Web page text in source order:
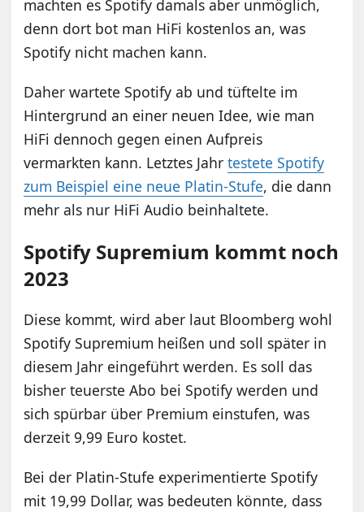
machten es Spotify damals aber unmöglich,
denn dort bot man HiFi kostenlos an, was
Spotify nicht machen kann.
Daher wartete Spotify ab und tüftelte im
Hintergrund an einer neuen Idee, wie man
HiFi dennoch gegen einen Aufpreis
vermarkten kann. Letztes Jahrtestete Spotify
zum Beispiel eine neue Platin-Stufe, die dann
mehr als nur HiFi Audio beinhaltete.
Spotify Supremium kommt noch
2023
Diese kommt, wird aber laut Bloomberg wohl
Spotify Supremium heißen und soll später in
diesem Jahr eingeführt werden. Es soll das
bisher teuerste Abo bei Spotify werden und
sich spürbar über Premium einstufen, was
derzeit 9,99 Euro kostet.
Bei der Platin-Stufe experimentierte Spotify
mit 19,99 Dollar, was bedeuten könnte, dass